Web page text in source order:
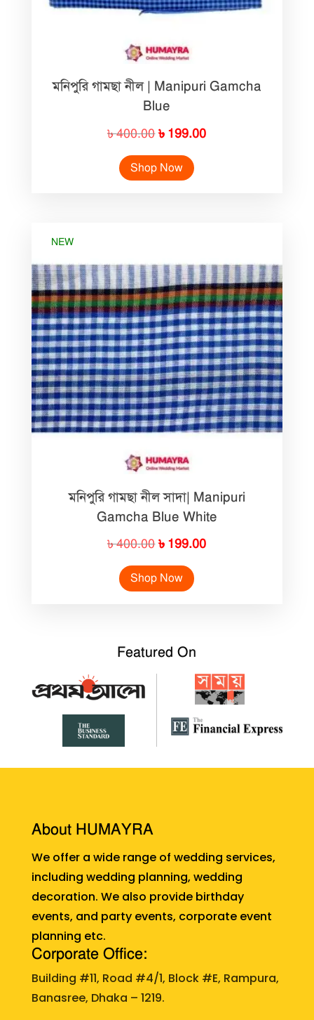
মনিপুরি গামছা নীল | Manipuri Gamcha
Blue
৳400.00Original
price
was:
৳ 199.00Current
Shop Now
NEW
মনিপুরি গামছা নীল সাদা| Manipuri
Gamcha Blue White
৳400.00Original
price
was:
৳ 199.00Current
Shop Now
Featured On
About HUMAYRA
We offer a wide range of wedding services,
including wedding planning, wedding
decoration. We also provide birthday
events, and party events, corporate event
planning etc.
Corporate Office:
Building #11, Road #4/1, Block #E, Rampura,
Banasree, Dhaka – 1219.